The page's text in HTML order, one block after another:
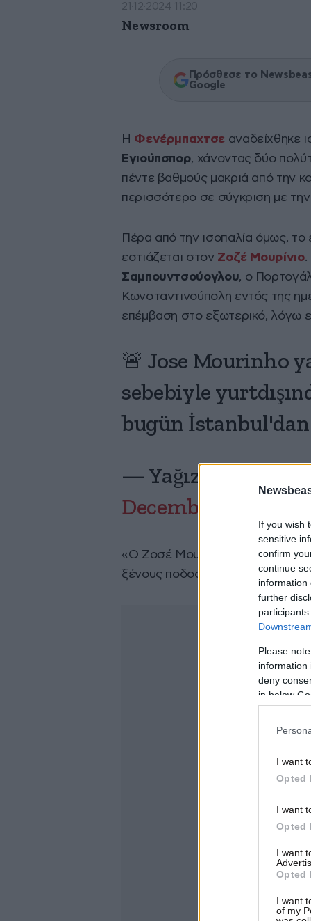
If you wish
sensitive
confirm
continue
information
further
Please
information
deny
in below
I want
Opted
I want
Opted
I want
Opted
I want
of my
21·12·2024 11:20
Newsroom
Πρόσθεσε το
Google
H Φενέρμπαχτσε αναδείχθηκε
Εγιούπσπορ, χάνοντας δύο
πέντε βαθμούς μακριά από την
περισσότερο σε σύγκριση με
Πέρα από την ισοπαλία όμως,
εστιάζεται στον Ζοζέ Μουρίνιο.
Σαμπουντσούογλου, ο
Κωνσταντινούπολη εντός της
επέμβαση στο εξωτερικό, λόγω
🚨 Jose Mourinho
sebebiyle
bugün İstanbul'dan
— Yağız
December 21, 2024
«Ο Ζοσέ Μουρίνιο έδωσε στην
ξένους ποδοσφαιριστές